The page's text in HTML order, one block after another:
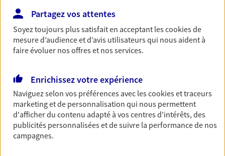
Réalisez vos projets grâce à votre épargne : achat
immobilier, études des enfants ou voyage autour
du monde… Épargnez à votre rythme et
simplement, selon votre profil.
Retraite
Préparez sereinement ce nouveau chapitre de
votre vie avec les conseils d'un expert. Découvrez
notre solution PER (Plan Epargne Retraite)
spécialement conçue pour la retraite.
Partagez vos attentes
Soyez toujours plus satisfait en acceptant lescookiesde
mesure d’audience et d’avis utilisateurs qui nous aident à
faire évoluer nos offres et nos services.
Enrichissez votre expérience
Naviguez selon vos préférences avec lescookies et traceurs
marketing et de personnalisation qui nous permettent
d'afficher du contenu adapté à vos centres d'intérêts, des
publicités personnalisées et de suivre la performance de nos
campagnes.